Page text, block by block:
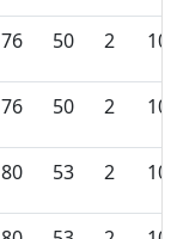
76 50 2 10
76 50 2 10
80 53 2 10